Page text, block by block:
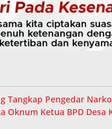
Tangkap Pengedar
Oknum Ketua BPD Desa